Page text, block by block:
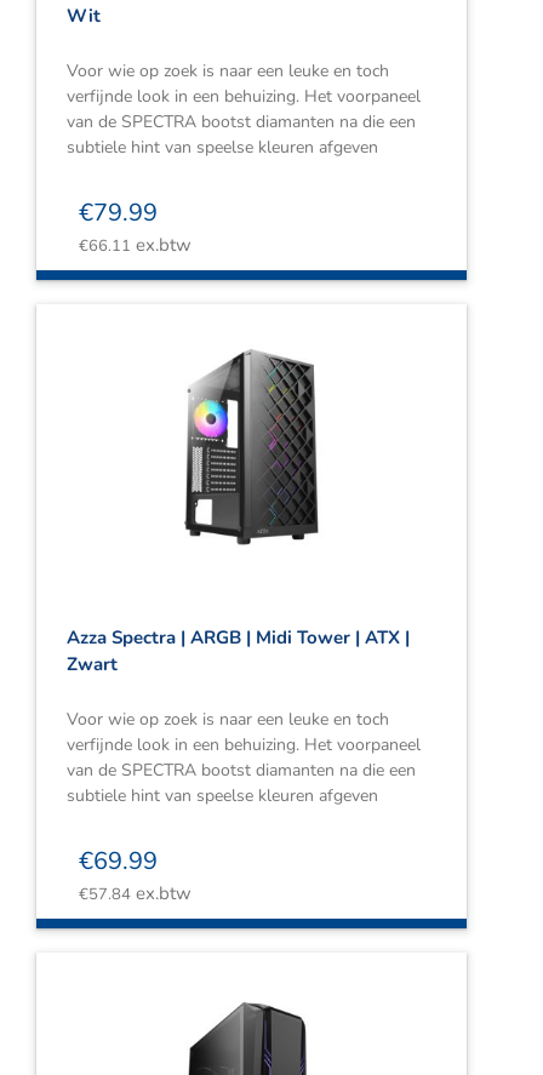
Wit
Voor wie op zoek is naar een leuke en toch
verfijnde look in een behuizing. Het voorpaneel
van de SPECTRA bootst diamanten na die een
subtiele hint van speelse kleuren afgeven
€79.99
€66.11 ex.btw
Azza Spectra | ARGB | Midi Tower | ATX |
Zwart
Voor wie op zoek is naar een leuke en toch
verfijnde look in een behuizing. Het voorpaneel
van de SPECTRA bootst diamanten na die een
subtiele hint van speelse kleuren afgeven
€69.99
€57.84 ex.btw